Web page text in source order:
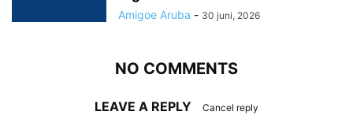
Amigoe Aruba - 30 juni, 2026
NO COMMENTS
LEAVE A REPLY Cancel reply